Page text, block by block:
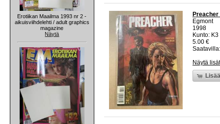
Erotiikan Maailma 1993 nr 2 -
aikuisviihdelehti / adult graphics
magazine
Näytä
Egmont
1998
Kunto:
5.00 €
Näytä